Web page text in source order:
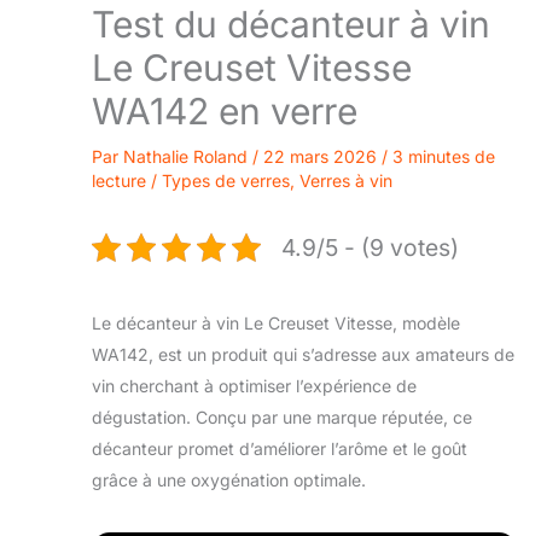
Test du décanteur à vin
Le Creuset Vitesse
WA142 en verre
Par Nathalie Roland / 22 mars 2026 / 3 minutes de
lecture / Types de verres, Verres à vin
4.9/5 - (9 votes)
Le décanteur à vin Le Creuset Vitesse, modèle
WA142, est un produit qui s’adresse aux amateurs de
vin cherchant à optimiser l’expérience de
dégustation. Conçu par une marque réputée, ce
décanteur promet d’améliorer l’arôme et le goût
grâce à une oxygénation optimale.